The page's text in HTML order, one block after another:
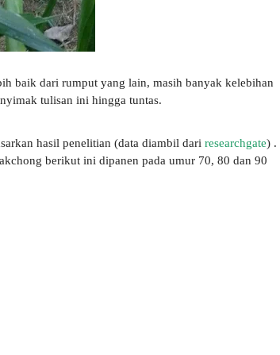
baik dari rumput yang lain, masih banyak kelebihan
tulisan ini hingga tuntas.
hasil penelitian (data diambil dari researchgate) .
berikut ini dipanen pada umur 70, 80 dan 90